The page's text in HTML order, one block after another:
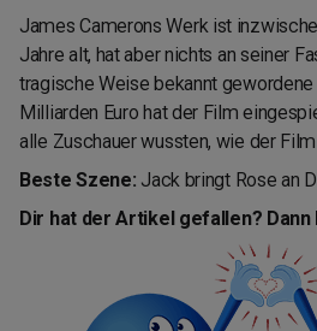
James Camerons Werk ist
Jahre alt, hat aber nichts an seiner
tragische Weise bekannt
Milliarden Euro hat der Film
alle Zuschauer wussten, wie der
Beste Szene: Jack bringt Rose an
Dir hat der Artikel gefallen?